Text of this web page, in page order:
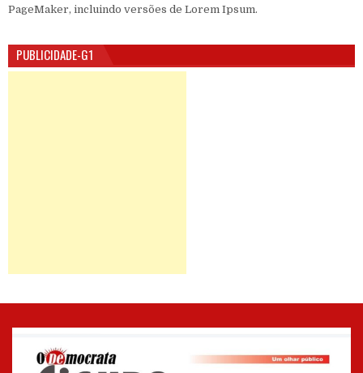
PageMaker, incluindo versões de Lorem Ipsum.
PUBLICIDADE-G1